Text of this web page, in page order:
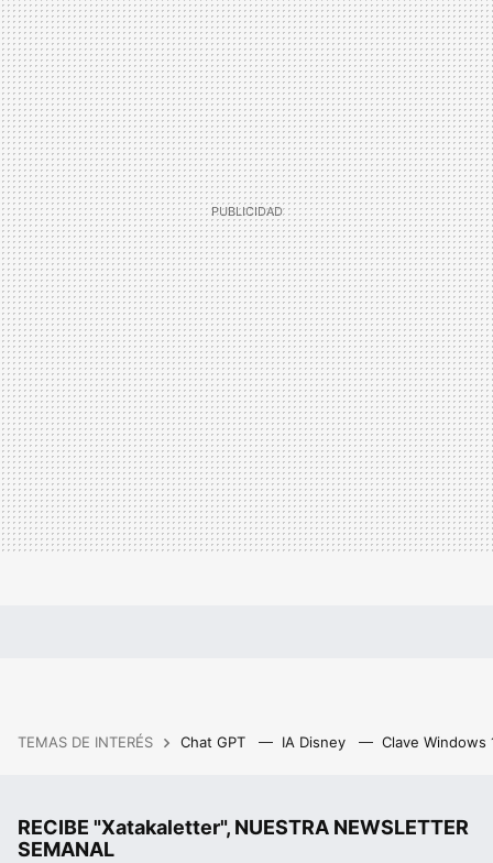
TEMAS DE INTERÉS Chat GPT IA Disney Clave Windows
RECIBE "Xatakaletter", NUESTRA NEWSLETTER
SEMANAL